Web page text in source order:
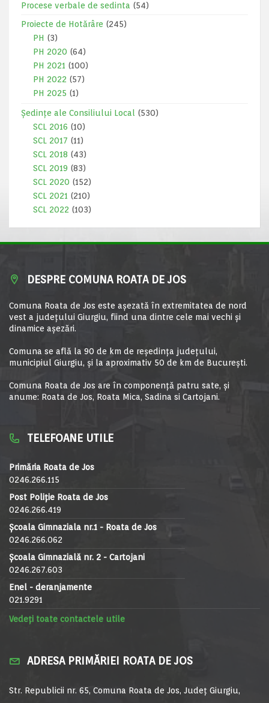
Procese verbale de sedinta (54)
Proiecte de Hotărâre (245)
PH (3)
PH 2020 (64)
PH 2021 (100)
PH 2022 (57)
PH 2025 (1)
Ședințe ale Consiliului Local
(530)
SCL 2016 (10)
SCL 2017 (11)
SCL 2018 (43)
SCL 2019 (83)
SCL 2020 (152)
SCL 2021 (210)
SCL 2022 (103)
DESPRE COMUNA ROATA DE JOS
Comuna Roata de Jos este aşezată în extremitatea de nord
vest a judeţului Giurgiu, fiind una dintre cele mai vechi şi
dinamice aşezări.
Comuna se află la 90 de km de reşedinţa judeţului,
municipiul Giurgiu, şi la aproximativ 50 de km de Bucureşti.
Comuna Roata de Jos are în componență patru sate, și
anume: Roata de Jos, Roata Mica, Sadina si Cartojani.
TELEFOANE UTILE
Primăria Roata de Jos
0246.266.115
Post Poliție Roata de Jos
0246.266.419
Școala Gimnaziala nr.1 - Roata de Jos
0246.266.062
Școala Gimnazială nr. 2 - Cartojani
0246.267.603
Enel - deranjamente
021.9291
Vedeți toate contactele utile
ADRESA PRIMĂRIEI ROATA DE JOS
Str. Republicii nr. 65, Comuna Roata de Jos, Județ Giurgiu,